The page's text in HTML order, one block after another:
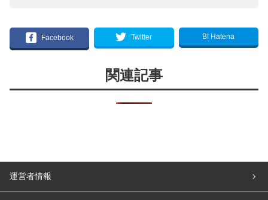
Facebook Twitter B! Hatena
関連記事
運営者情報